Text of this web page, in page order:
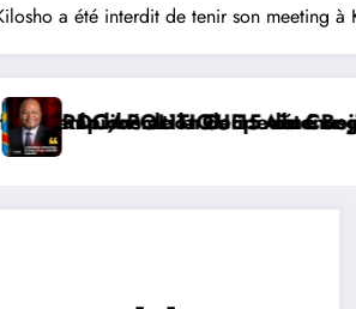
a été interdit de tenir son meeting
par Kinshasa
Sangara, une voix forte au
BUKAVU/